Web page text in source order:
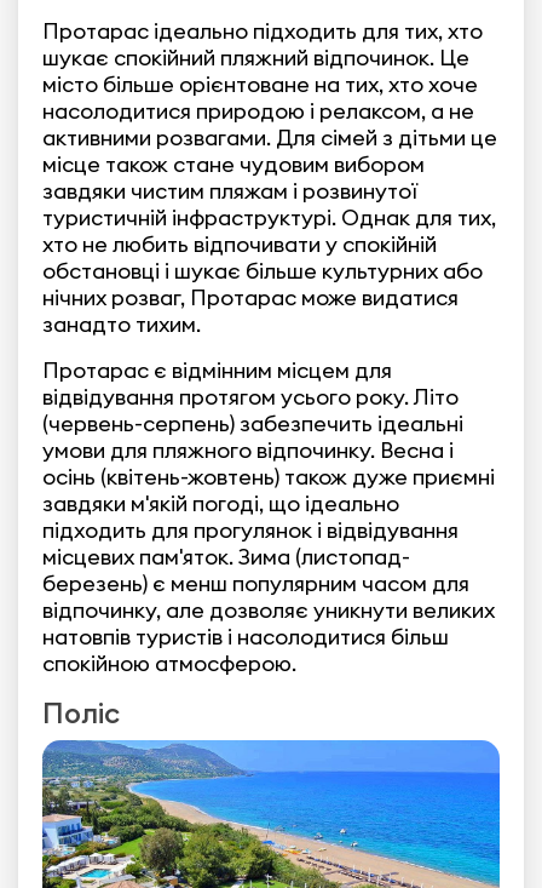
Протарас ідеально підходить для тих, хто
шукає спокійний пляжний відпочинок. Це
місто більше орієнтоване на тих, хто хоче
насолодитися природою і релаксом, а не
активними розвагами. Для сімей з дітьми це
місце також стане чудовим вибором
завдяки чистим пляжам і розвинутої
туристичній інфраструктурі. Однак для тих,
хто не любить відпочивати у спокійній
обстановці і шукає більше культурних або
нічних розваг, Протарас може видатися
занадто тихим.
Протарас є відмінним місцем для
відвідування протягом усього року. Літо
(червень-серпень) забезпечить ідеальні
умови для пляжного відпочинку. Весна і
осінь (квітень-жовтень) також дуже приємні
завдяки м'якій погоді, що ідеально
підходить для прогулянок і відвідування
місцевих пам'яток. Зима (листопад-
березень) є менш популярним часом для
відпочинку, але дозволяє уникнути великих
натовпів туристів і насолодитися більш
спокійною атмосферою.
Поліс